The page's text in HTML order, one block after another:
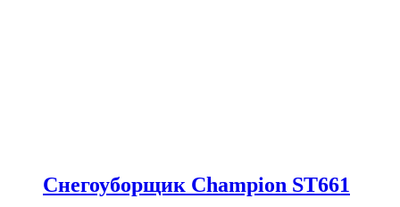
Снегоуборщик Champion ST661